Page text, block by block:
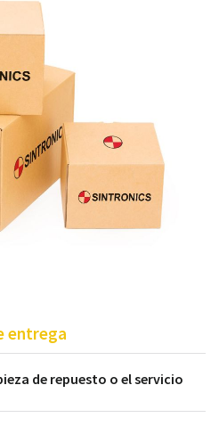
técnico o sustitución
por módulos del propio
entrega
de repuesto o el servicio